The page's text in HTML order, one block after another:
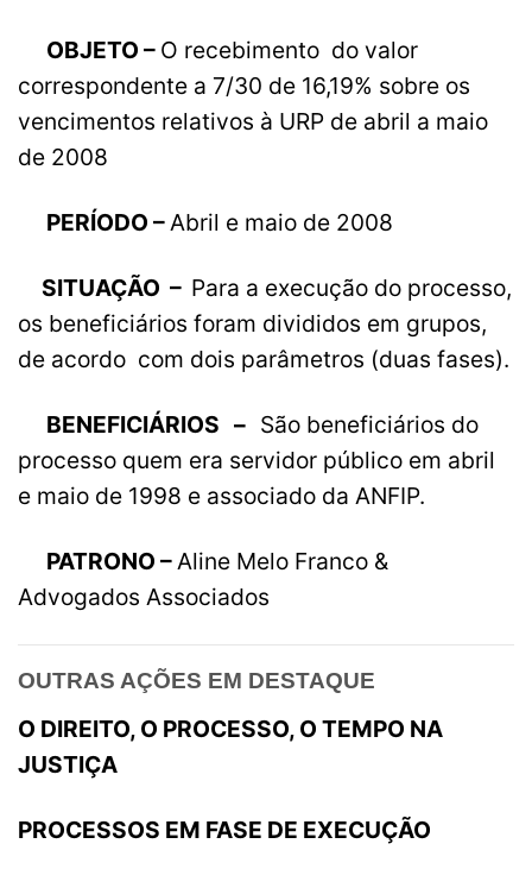
OBJETO – O recebimento do valor
correspondente a 7/30 de 16,19% sobre os
vencimentos relativos à URP de abril a maio
de 2008
PERÍODO –Abril e maio de 2008
SITUAÇÃO – Para a execução do processo,
os beneficiários foram divididos em grupos,
de acordo com dois parâmetros (duas fases).
BENEFICIÁRIOS – São beneficiários do
processo quem era servidor público em abril
e maio de 1998 e associado da ANFIP.
PATRONO –Aline Melo Franco &
Advogados Associados
OUTRAS AÇÕES EM DESTAQUE
O DIREITO, O PROCESSO, O TEMPO NA
JUSTIÇA
PROCESSOS EM FASE DE EXECUÇÃO